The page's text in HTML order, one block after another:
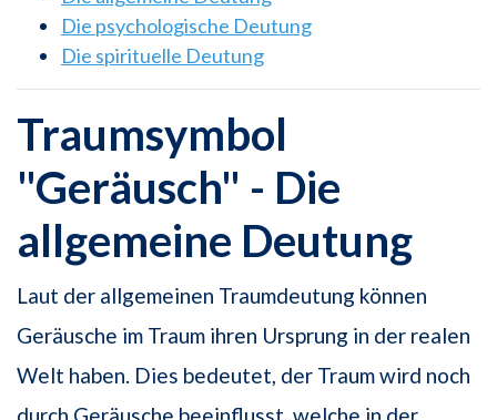
Die psychologische Deutung
Die spirituelle Deutung
Traumsymbol
"Geräusch" - Die
allgemeine Deutung
Laut der allgemeinen Traumdeutung können
Geräusche im Traum ihren Ursprung in der realen
Welt haben. Dies bedeutet, der Traum wird noch
durch Geräusche beeinflusst, welche in der